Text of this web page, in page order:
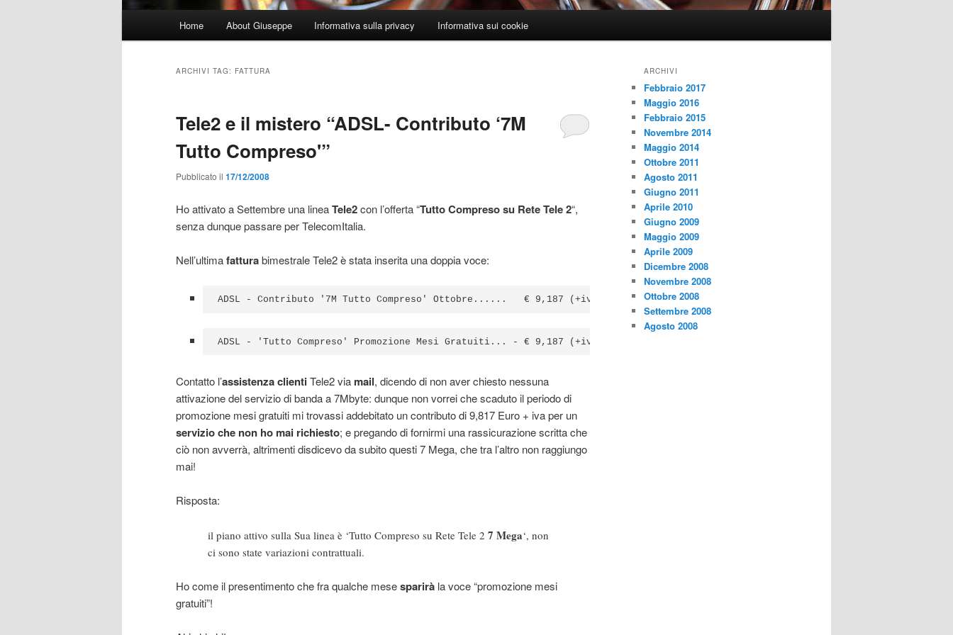
Home About Giuseppe Informativa sulla privacy Informativa sui cookie
ARCHIVI TAG: FATTURA
Tele2 e il mistero “ADSL- Contributo ‘7M
Tutto Compreso'”
Pubblicato il 17/12/2008
Ho attivato a Settembre una lineaTele2con l’offerta “Tutto Compreso su Rete Tele 2“,
senza dunque passare per TelecomItalia.
Nell’ultimafatturabimestrale Tele2 è stata inserita una doppia voce:
ADSL - Contributo '7M Tutto Compreso' Ottobre......   € 9,187 (+iva)
ADSL - 'Tutto Compreso' Promozione Mesi Gratuiti... - € 9,187 (+iva)
Contatto l’assistenza clientiTele2 via mail, dicendo di non aver chiesto nessuna
attivazione del servizio di banda a 7Mbyte: dunque non vorrei che scaduto il periodo di
promozione mesi gratuiti mi trovassi addebitato un contributo di 9,817 Euro + iva per un
servizio che non ho mai richiesto; e pregando di fornirmi una rassicurazione scritta che
ciò non avverrà, altrimenti disdicevo da subito questi 7 Mega, che tra l’altro non raggiungo
mai!
Risposta:
il piano attivo sulla Sua linea è ‘Tutto Compreso su Rete Tele 2 7 Mega‘, non
ci sono state variazioni contrattuali.
Ho come il presentimento che fra qualche mesesparirà la voce “promozione mesi
gratuiti”!
ARCHIVI
Febbraio 2017
Maggio 2016
Febbraio 2015
Novembre 2014
Maggio 2014
Ottobre 2011
Agosto 2011
Giugno 2011
Aprile 2010
Giugno 2009
Maggio 2009
Aprile 2009
Dicembre 2008
Novembre 2008
Ottobre 2008
Settembre 2008
Agosto 2008